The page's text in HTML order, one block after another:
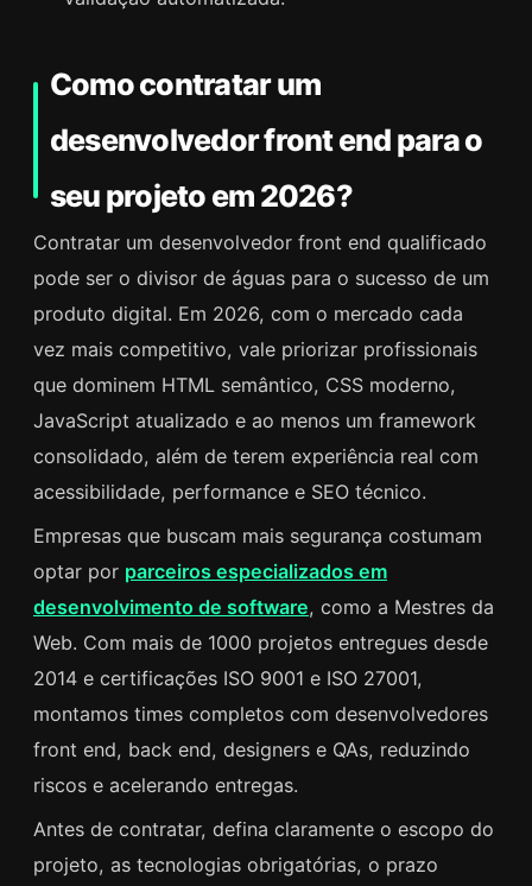
Como contratar um
desenvolvedor front end para o
seu projeto em 2026?
Contratar um desenvolvedor front end qualificado
pode ser o divisor de águas para o sucesso de um
produto digital. Em 2026, com o mercado cada
vez mais competitivo, vale priorizar profissionais
que dominem HTML semântico, CSS moderno,
JavaScript atualizado e ao menos um framework
consolidado, além de terem experiência real com
acessibilidade, performance e SEO técnico.
Empresas que buscam mais segurança costumam
optar por parceiros especializados em
desenvolvimento de software, como a Mestres da
Web. Com mais de 1000 projetos entregues desde
2014 e certificações ISO 9001 e ISO 27001,
montamos times completos com desenvolvedores
front end, back end, designers e QAs, reduzindo
riscos e acelerando entregas.
Antes de contratar, defina claramente o escopo do
projeto, as tecnologias obrigatórias, o prazo